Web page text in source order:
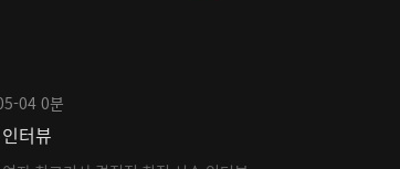
040분
터뷰